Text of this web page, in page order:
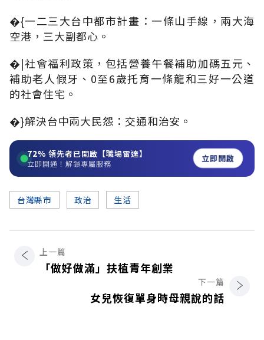
�{一二三大台中都市計畫：一條山手線，兩大海
空港，三大副都心。
�|社會福利政策，包括營養午餐補助加碼五元、
補助老人假牙、0至6歲托育一條龍和三好一公道
的社會住宅。
�}解決台中兩大民怨：交通和治安。
72% 領先者已開啟【職場雷達】
立即開通！解鎖專屬服務 立即開啟
台灣縣市 政治 生活
上一篇
「做好做滿」扶植青年創業
下一篇
女兒恢復單身時母親說的話